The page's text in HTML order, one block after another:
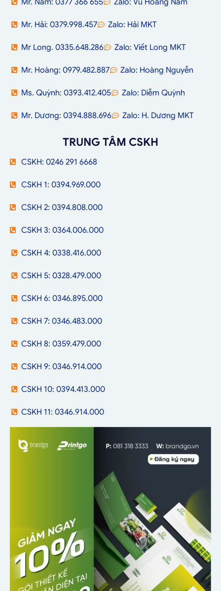
Mr. Hải: 0379.998.457 Zalo: Hải MKT
Mr Long. 0335.648.286 Zalo: Viết Long MKT
Mr. Hoàng: 0979.482.887 Zalo: Hoàng Nguyễn
Ms. Quỳnh: 0393.412.405 Zalo: Diễm Quỳnh
Mr. Dương: 0394.888.696 Zalo: H. Dương MKT
TRUNG TÂM CSKH
CSKH: 0246 291 6668
CSKH 1: 0394.969.000
CSKH 2: 0394.808.000
CSKH 3: 0364.006.000
CSKH 4: 0338.416.000
CSKH 5: 0328.479.000
CSKH 6: 0346.895.000
CSKH 7: 0346.483.000
CSKH 8: 0359.479.000
CSKH 9: 0346.914.000
CSKH 10: 0394.413.000
CSKH 11: 0346.914.000